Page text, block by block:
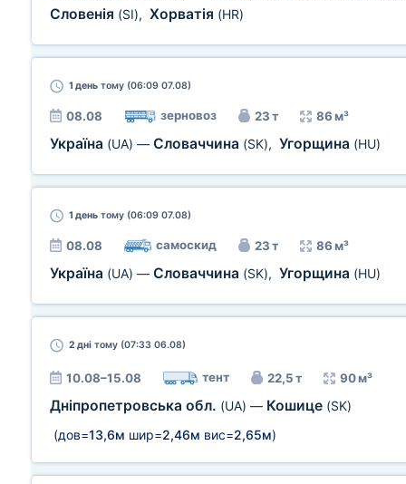
Словенія (SI), Хорватія (HR)
1 день тому (06:09 07.08)
08.08 зерновоз 23 т 86 м³
Україна (UA) — Словаччина (SK), Угорщина (HU)
1 день тому (06:09 07.08)
08.08 самоскид 23 т 86 м³
Україна (UA) — Словаччина (SK), Угорщина (HU)
2 дні тому (07:33 06.08)
10.08–15.08 тент 22,5 т 90 м³
Дніпропетровська обл. (UA) — Кошице (SK)
(дов=13,6м шир=2,46м вис=2,65м)